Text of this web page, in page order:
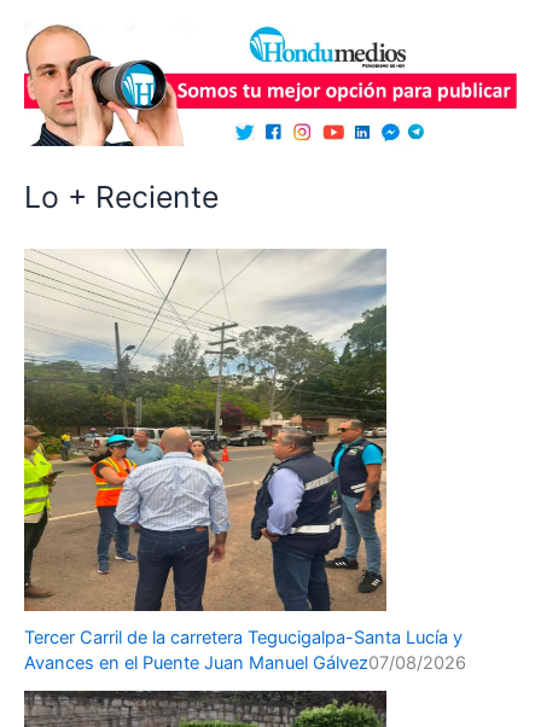
Lo + Reciente
Tercer Carril de la carretera Tegucigalpa-Santa Lucía y
Avances en el Puente Juan Manuel Gálvez07/08/2026